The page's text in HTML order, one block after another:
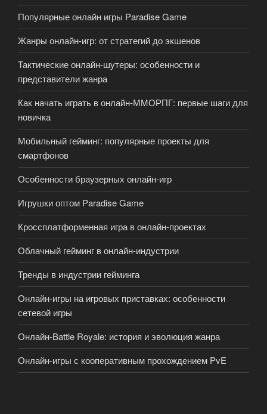
Популярные онлайн игры Paradise Game
Жанры онлайн-игр: от стратегий до экшенов
Тактические онлайн-шутеры: особенности и
представители жанра
Как начать играть в онлайн-ММОРПГ: первые шаги для
новичка
Мобильный гейминг: популярные проекты для
смартфонов
Особенности браузерных онлайн-игр
Игрушки оптом Paradise Game
Кроссплатформенная игра в онлайн-проектах
Облачный гейминг в онлайн-индустрии
Тренды в индустрии гейминга
Онлайн-игры на игровых приставках: особенности
сетевой игры
Онлайн-Battle Royale: история и эволюция жанра
Онлайн-игры с кооперативным прохождением PvE